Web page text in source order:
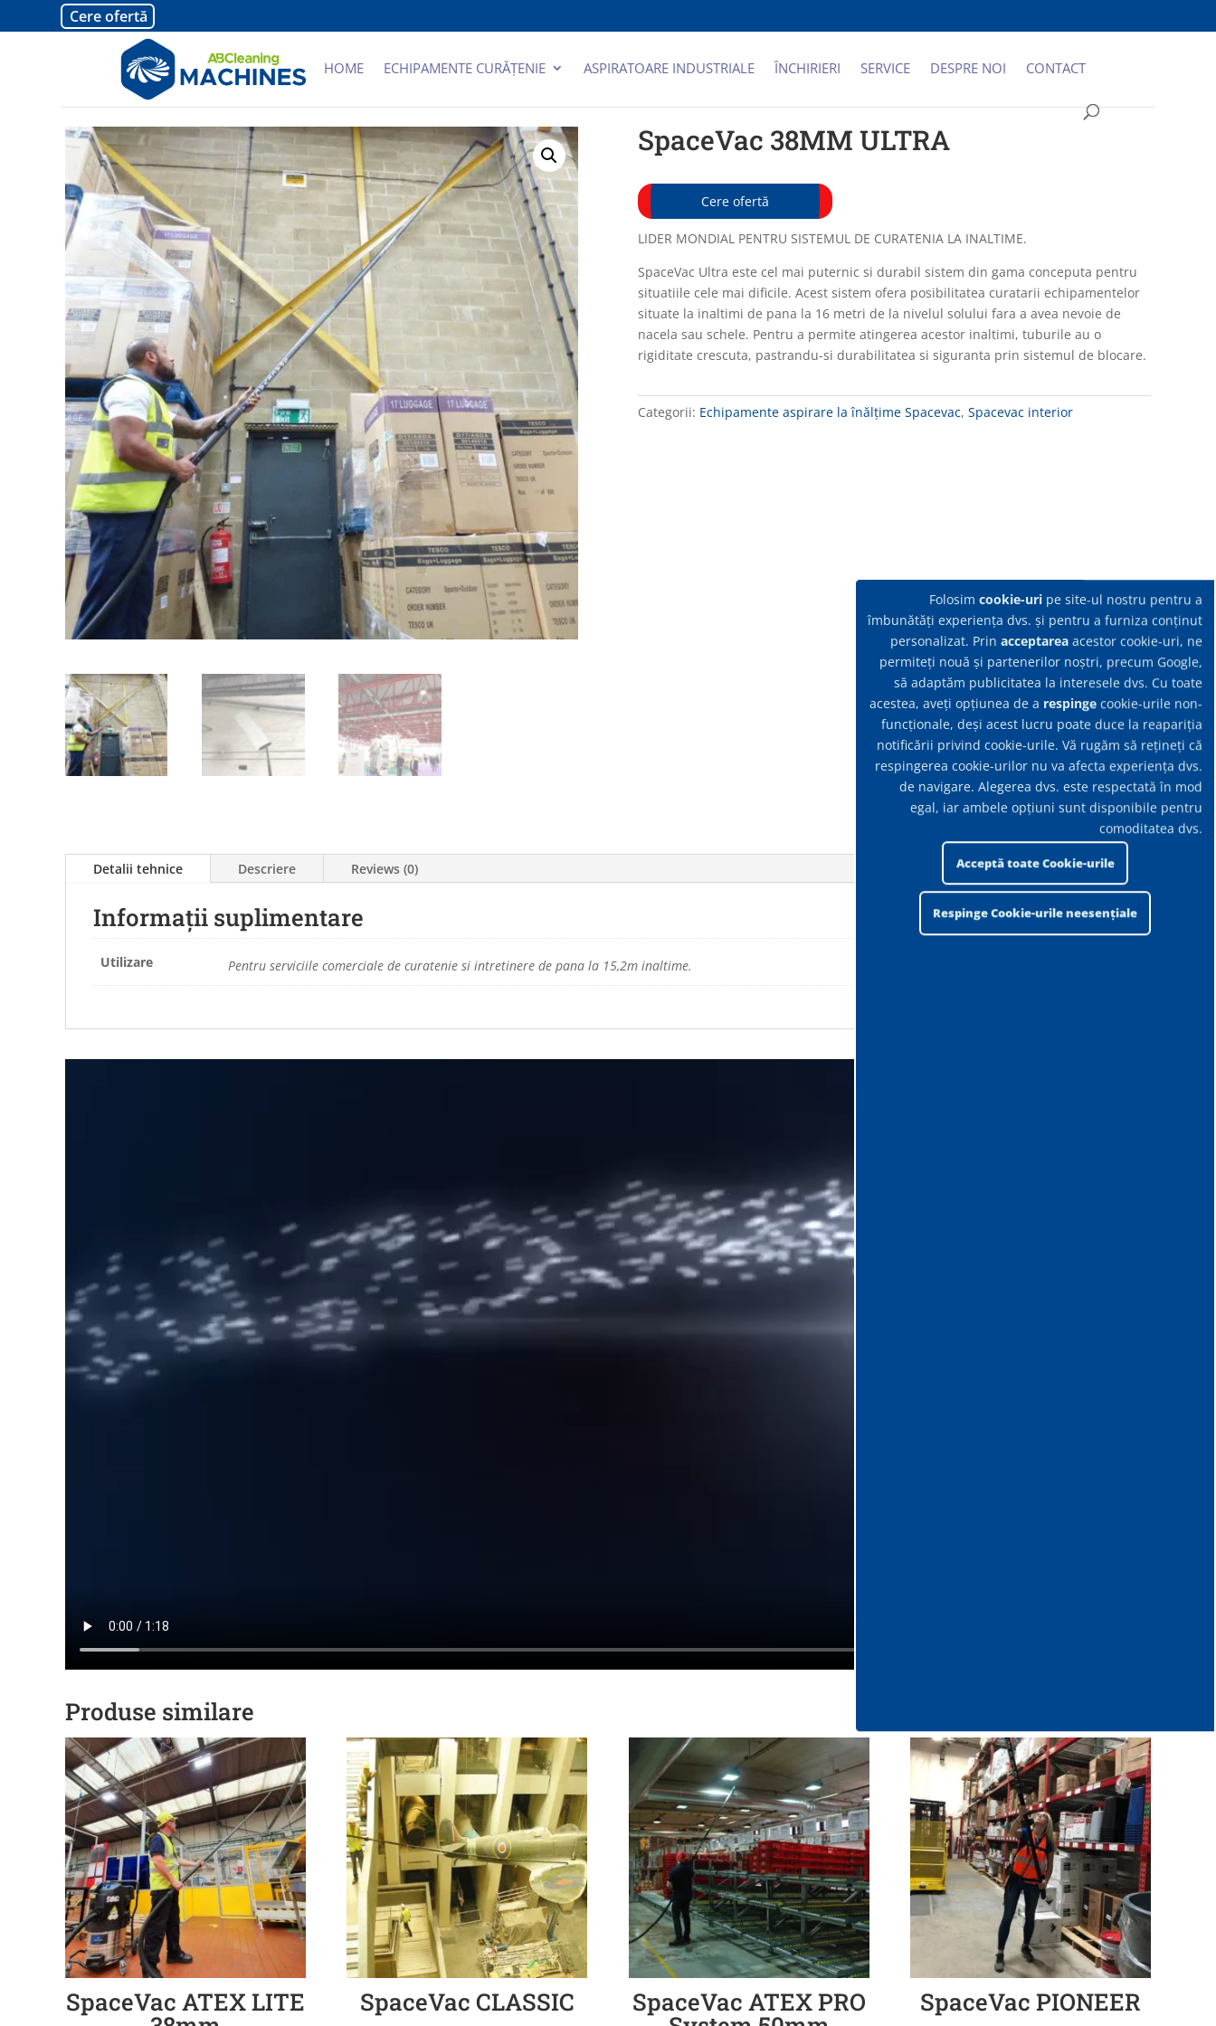
Cere ofertă
HOME ECHIPAMENTE CURĂȚENIE ASPIRATOARE INDUSTRIALE ÎNCHIRIERI SERVICE DESPRE NOI CONTACT
SpaceVac 38MM ULTRA
Cere ofertă
LIDER MONDIAL PENTRU SISTEMUL DE CURATENIA LA INALTIME.
SpaceVac Ultra este cel mai puternic si durabil sistem din gama conceputa pentru
situatiile cele mai dificile. Acest sistem ofera posibilitatea curatarii echipamentelor
situate la inaltimi de pana la 16 metri de la nivelul solului fara a avea nevoie de
nacela sau schele. Pentru a permite atingerea acestor inaltimi, tuburile au o
rigiditate crescuta, pastrandu-si durabilitatea si siguranta prin sistemul de blocare.
Categorii: Echipamente aspirare la înălțime Spacevac, Spacevac interior
Detalii tehnice Descriere Reviews (0)
Informații suplimentare
Utilizare Pentru serviciile comerciale de curatenie si intretinere de pana la 15,2m inaltime.
Produse similare
SpaceVac ATEX LITE SpaceVac CLASSIC SpaceVac ATEX PRO SpaceVac PIONEER
Folosimcookie-uri pe site-ul nostru pentru a
îmbunătăți experiența dvs. și pentru a furniza conținut
personalizat. Prinacceptarea acestor cookie-uri, ne
permiteți nouă și partenerilor noștri, precum Google,
să adaptăm publicitatea la interesele dvs. Cu toate
acestea, aveți opțiunea de a respinge cookie-urile non-
funcționale, deși acest lucru poate duce la reapariția
notificării privind cookie-urile. Vă rugăm să rețineți că
respingerea cookie-urilor nu va afecta experiența dvs.
de navigare. Alegerea dvs. este respectată în mod
egal, iar ambele opțiuni sunt disponibile pentru
comoditatea dvs.
Acceptă toate Cookie-urile
Respinge Cookie-urile neesențiale